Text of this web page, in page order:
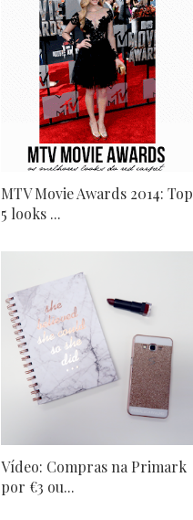
MTV Movie Awards 2014: Top
5 looks ...
Vídeo: Compras na Primark
por €3 ou...